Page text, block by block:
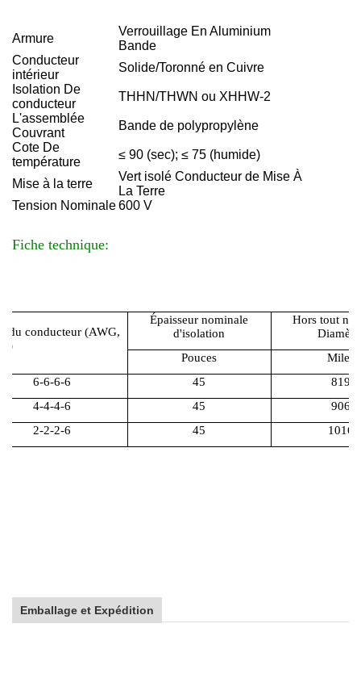
Armure
Verrouillage En Aluminium
Bande
Conducteur
intérieur
Solide/Toronné en Cuivre
Isolation De
conducteur
THHN/THWN ou XHHW-2
L'assemblée
Couvrant
Bande de polypropylène
Cote De
température
≤ 90 (sec); ≤ 75 (humide)
Mise à la terre
Vert isolé Conducteur de Mise À
La Terre
Tension Nominale600 V
Fiche technique:
du conducteur (AWG,
Épaisseur nominale
d'isolation
Hors tout
Pouces
Miles
6-6-6-6
45
819
4-4-4-6
45
906
2-2-2-6
45 1016
Emballage et Expédition